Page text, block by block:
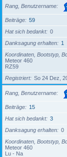
Rang, Benutzername
Beiträge
59
Hat sich bedankt
0
Danksagung erhalten
1
Koordinaten, Bootstyp,
Meteor 460
RZ59
Registriert
So 24 Dez,
Rang, Benutzername
Beiträge
15
Hat sich bedankt
3
Danksagung erhalten
0
Koordinaten, Bootstyp,
Meteor 460
Lu - Na